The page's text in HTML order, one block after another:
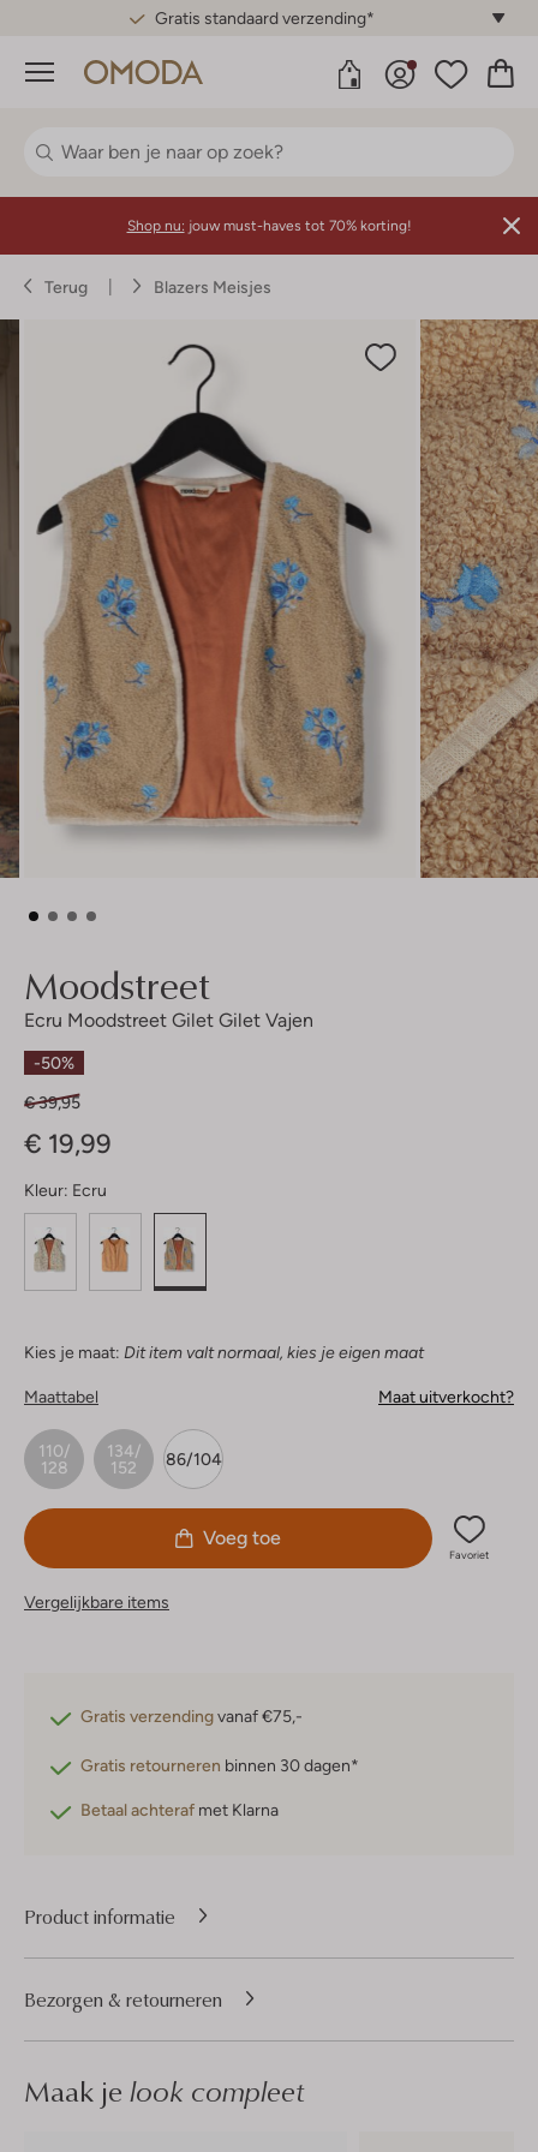
Gratis standaard verzending*
Menu
Shop nu: jouw must-haves tot 70% korting!
Terug Blazers Meisjes
Moodstreet
Ecru Moodstreet Gilet Gilet Vajen
-50%
€ 39,95
€ 19,99
Kleur: Ecru
Kies je maat: Dit item valt normaal, kies je eigen maat
Maattabel Maat uitverkocht?
110/
128
134/
152
86/104
Voeg toe
Favoriet
Vergelijkbare items
Gratis verzendingvanaf €75,-
Gratis retourneren binnen 30 dagen*
Betaal achteraf met Klarna
Product informatie
Bezorgen & retourneren
Maak je look compleet